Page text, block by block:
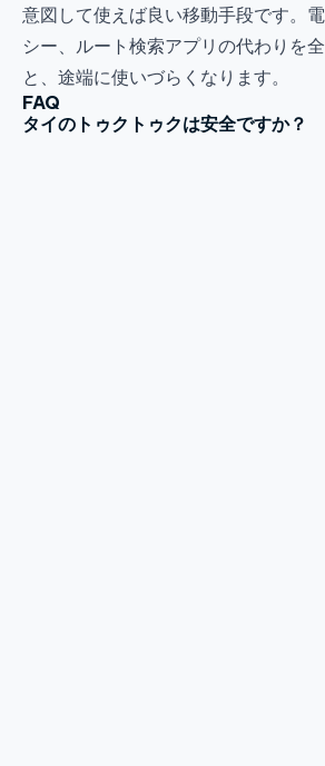
意図して使えば良い移動手段です。
シー、ルート検索アプリの代わりを
と、途端に使いづらくなります。
FAQ
タイのトゥクトゥクは安全ですか？